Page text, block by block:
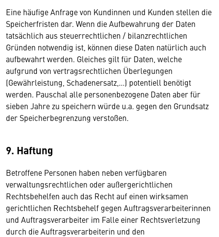
Eine häufige Anfrage von Kundinnen und Kunden stellen die
Speicherfristen dar. Wenn die Aufbewahrung der Daten
tatsächlich aus steuerrechtlichen / bilanzrechtlichen
Gründen notwendig ist, können diese Daten natürlich auch
aufbewahrt werden. Gleiches gilt für Daten, welche
aufgrund von vertragsrechtlichen Überlegungen
(Gewährleistung, Schadenersatz,…) potentiell benötigt
werden. Pauschal alle personenbezogene Daten aber für
sieben Jahre zu speichern würde u.a. gegen den Grundsatz
der Speicherbegrenzung verstoßen.
9. Haftung
Betroffene Personen haben neben verfügbaren
verwaltungsrechtlichen oder außergerichtlichen
Rechtsbehelfen auch das Recht auf einen wirksamen
gerichtlichen Rechtsbehelf gegen Auftragsverarbeiterinnen
und Auftragsverarbeiter im Falle einer Rechtsverletzung
durch die Auftragsverarbeiterin und den